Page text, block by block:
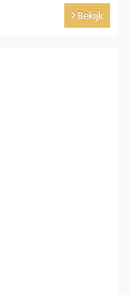
Bekijk